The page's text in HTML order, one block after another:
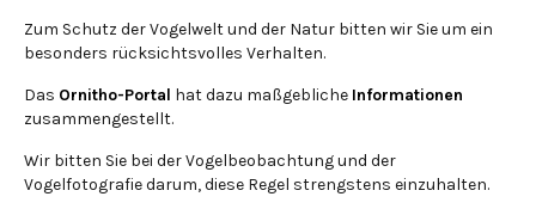
Zum Schutz der Vogelwelt und der Natur bitten wir Sie um ein
besonders rücksichtsvolles Verhalten.
Das Ornitho-Portal hat dazu maßgebliche Informationen
zusammengestellt.
Wir bitten Sie bei der Vogelbeobachtung und der
Vogelfotografie darum, diese Regel strengstens einzuhalten.